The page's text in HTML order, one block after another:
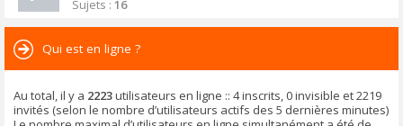
Sujets : 16
Qui est en ligne ?
Au total, il y a 2223utilisateurs en ligne :: 4 inscrits, 0 invisible et 2219
invités (selon le nombre d’utilisateurs actifs des 5 dernières minutes)